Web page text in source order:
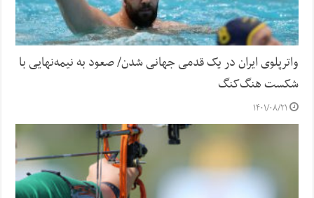
واترپلوی ایران در یک قدمی جهانی شدن/ صعود به نیمه‌نهایی با
شکست هنگ‌کنگ
۱۴۰۱/۰۸/۲۱